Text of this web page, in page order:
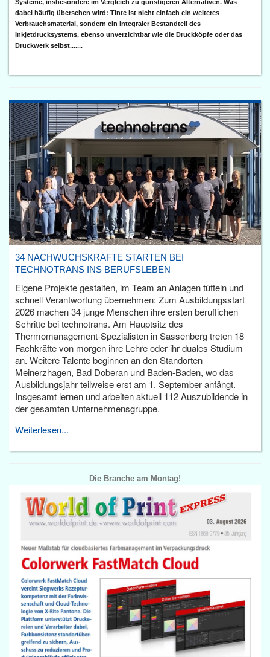
Systeme, insbesondere im Vergleich zu günstigeren Alternativen. Was
dabei häufig übersehen wird: Tinte ist nicht einfach ein weiteres
Verbrauchsmaterial, sondern ein integraler Bestandteil des
Inkjetdrucksystems, ebenso unverzichtbar wie die Druckköpfe oder das
Druckwerk selbst.......
34 NACHWUCHSKRÄFTE STARTEN BEI
TECHNOTRANS INS BERUFSLEBEN
Eigene Projekte gestalten, im Team an Anlagen tüfteln und
schnell Verantwortung übernehmen: Zum Ausbildungsstart
2026 machen 34 junge Menschen ihre ersten beruflichen
Schritte bei technotrans. Am Hauptsitz des
Thermomanagement-Spezialisten in Sassenberg treten 18
Fachkräfte von morgen ihre Lehre oder ihr duales Studium
an. Weitere Talente beginnen an den Standorten
Meinerzhagen, Bad Doberan und Baden-Baden, wo das
Ausbildungsjahr teilweise erst am 1. September anfängt.
Insgesamt lernen und arbeiten aktuell 112 Auszubildende in
der gesamten Unternehmensgruppe.
Weiterlesen...
Die Branche am Montag!